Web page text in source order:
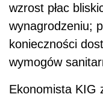
wzrost płac
wynagrodzeniu;
konieczności
wymogów
Ekonomista KIG